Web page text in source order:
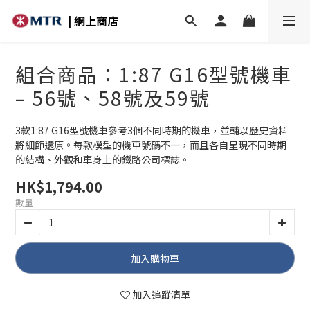
| 網上商店
組合商品：1:87 G16型號機車
– 56號、58號及59號
3款1:87 G16型號機車參考3個不同時期的機車，並輔以歷史資料
將細節還原。每款模型的機車號碼不一，而且各自呈現不同時期
的結構、外觀和車身上的鐵路公司標誌。
HK$1,794.00
數量
加入購物車
加入追蹤清單